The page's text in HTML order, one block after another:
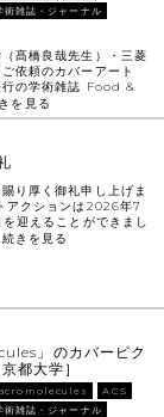
術雑誌・ジャーナル
髙橋良哉先生）・三菱
依頼のカバーアート
行の学術雑誌 Food &
を見る
り厚く御礼申し上げま
アクションは2026年7
迎えることができまし
続きを見る
」のカバーピク
都大学］
ACS
術雑誌・ジャーナル